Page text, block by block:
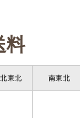
送
北東北 南東北